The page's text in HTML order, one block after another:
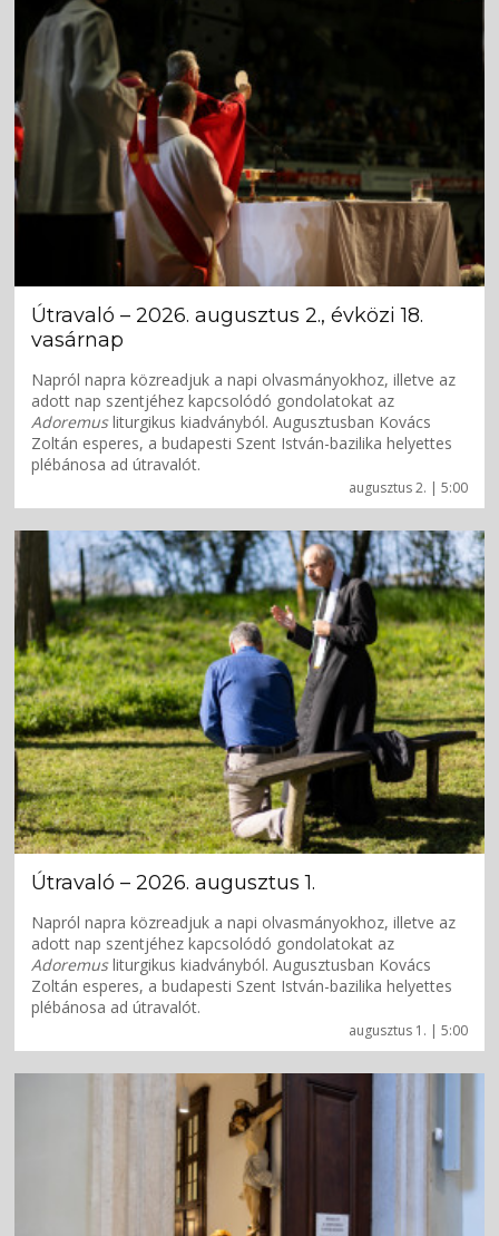
augusztus 2. | 5:00
Útravaló – 2026. augusztus 2., évközi 18.
vasárnap
Napról napra közreadjuk a napi olvasmányokhoz, illetve az
adott nap szentjéhez kapcsolódó gondolatokat az
Adoremusliturgikus kiadványból. Augusztusban Kovács
Zoltán esperes, a budapesti Szent István-bazilika helyettes
plébánosa ad útravalót.
augusztus 1. | 5:00
Útravaló – 2026. augusztus 1.
Napról napra közreadjuk a napi olvasmányokhoz, illetve az
adott nap szentjéhez kapcsolódó gondolatokat az
Adoremusliturgikus kiadványból. Augusztusban Kovács
Zoltán esperes, a budapesti Szent István-bazilika helyettes
plébánosa ad útravalót.